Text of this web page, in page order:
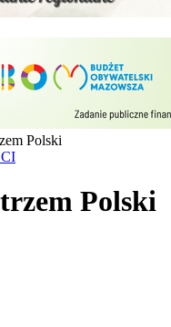
Polski
Polski